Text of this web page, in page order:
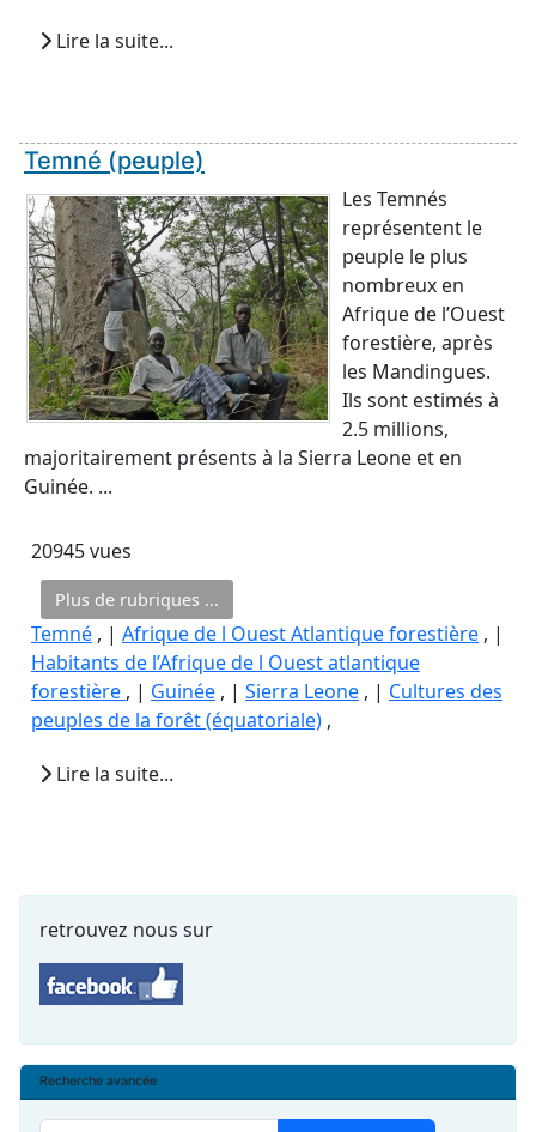
Lire la suite...
Temné (peuple)
Les Temnés
représentent le
peuple le plus
nombreux en
Afrique de l’Ouest
forestière, après
les Mandingues.
Ils sont estimés à
2.5 millions,
majoritairement présents à la Sierra Leone et en
Guinée. ...
20945 vues
Plus de rubriques ...
Temné , | Afrique de l Ouest Atlantique forestière , |
Habitants de l’Afrique de l Ouest atlantique
forestière , | Guinée , | Sierra Leone , | Cultures des
peuples de la forêt (équatoriale) ,
Lire la suite...
retrouvez nous sur
Recherche avancée